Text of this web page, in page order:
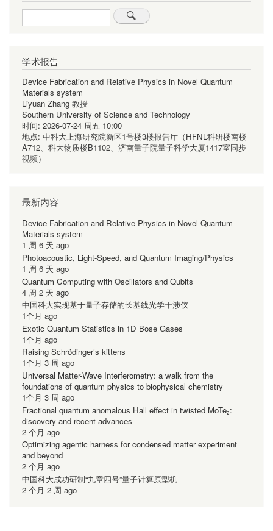
Search
学术报告
Device Fabrication and Relative Physics in Novel Quantum
Materials system
Liyuan Zhang 教授
Southern University of Science and Technology
时间: 2026-07-24 周五 10:00
地点: 中科大上海研究院新区1号楼3楼报告厅（HFNL科研楼南楼
A712、科大物质楼B1102、济南量子院量子科学大厦1417室同步
视频）
最新内容
Device Fabrication and Relative Physics in Novel Quantum
Materials system
1 周 6 天 ago
Photoacoustic, Light-Speed, and Quantum Imaging/Physics
1 周 6 天 ago
Quantum Computing with Oscillators and Qubits
4 周 2 天 ago
中国科大实现基于量子存储的长基线光学干涉仪
1个月 ago
Exotic Quantum Statistics in 1D Bose Gases
1个月 ago
Raising Schrödinger’s kittens
1个月 3 周 ago
Universal Matter-Wave Interferometry: a walk from the
foundations of quantum physics to biophysical chemistry
1个月 3 周 ago
Fractional quantum anomalous Hall effect in twisted MoTe₂:
discovery and recent advances
2 个月 ago
Optimizing agentic harness for condensed matter experiment
and beyond
2 个月 ago
中国科大成功研制“九章四号”量子计算原型机
2 个月 2 周 ago